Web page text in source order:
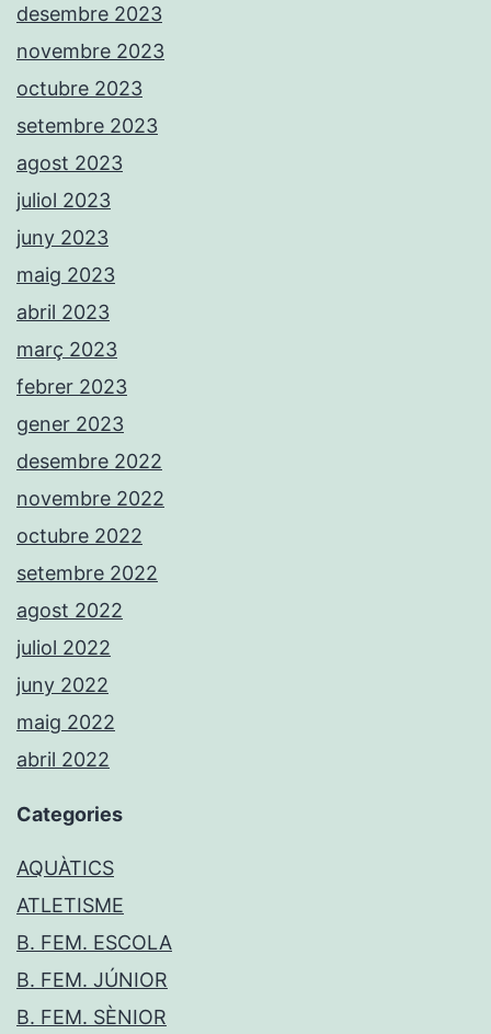
desembre 2023
novembre 2023
octubre 2023
setembre 2023
agost 2023
juliol 2023
juny 2023
maig 2023
abril 2023
març 2023
febrer 2023
gener 2023
desembre 2022
novembre 2022
octubre 2022
setembre 2022
agost 2022
juliol 2022
juny 2022
maig 2022
abril 2022
Categories
AQUÀTICS
ATLETISME
B. FEM. ESCOLA
B. FEM. JÚNIOR
B. FEM. SÈNIOR